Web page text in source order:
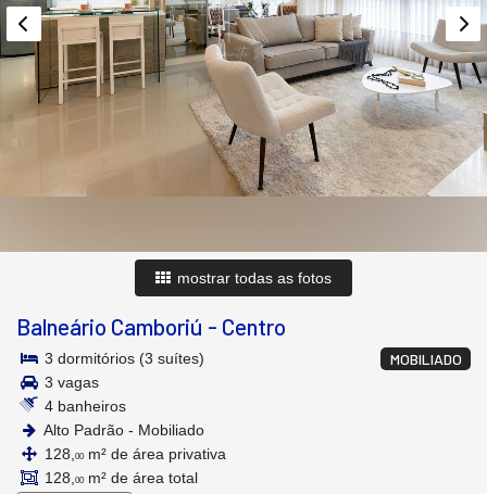
mostrar todas as fotos
Balneário Camboriú - Centro
MOBILIADO
3 dormitórios (3 suítes)
3 vagas
4 banheiros
Alto Padrão - Mobiliado
128, 00 m² de área privativa
128, 00 m² de área total